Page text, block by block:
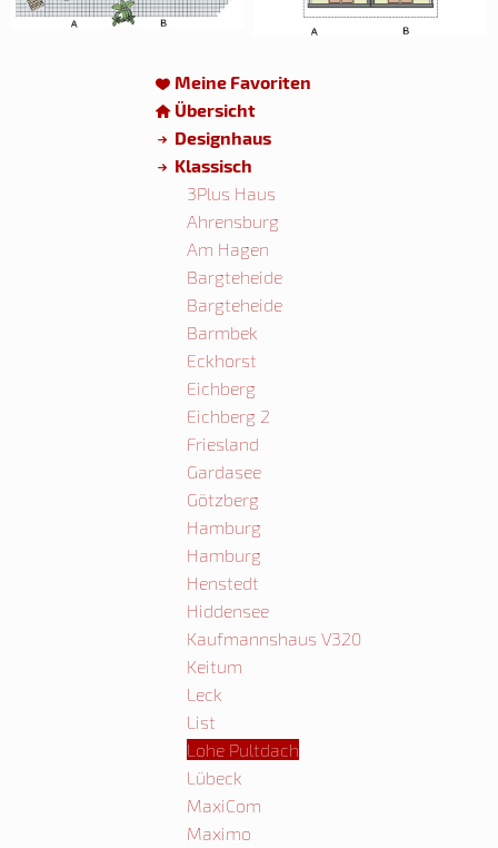
Meine Favoriten
Übersicht
Designhaus
Klassisch
3Plus Haus
Ahrensburg
Am Hagen
Bargteheide
Bargteheide
Barmbek
Eckhorst
Eichberg
Eichberg 2
Friesland
Gardasee
Götzberg
Hamburg
Hamburg
Henstedt
Hiddensee
Kaufmannshaus V320
Keitum
Leck
List
Lohe Pultdach
Lübeck
MaxiCom
Maximo